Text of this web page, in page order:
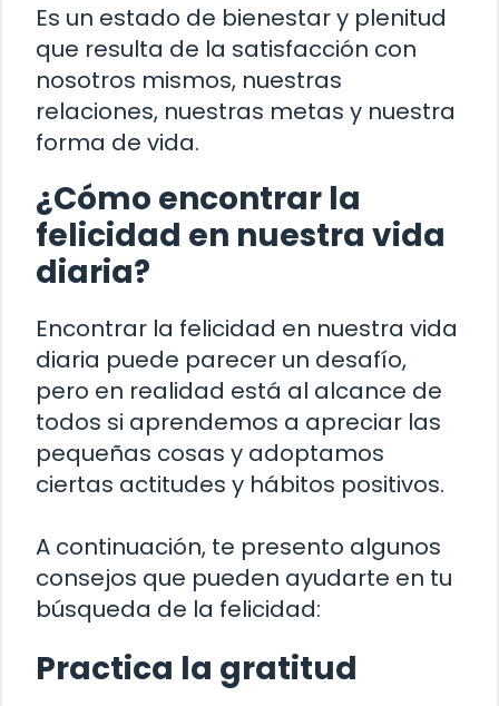
Es un estado de bienestar y plenitud
que resulta de la satisfacción con
nosotros mismos, nuestras
relaciones, nuestras metas y nuestra
forma de vida.
¿Cómo encontrar la
felicidad en nuestra vida
diaria?
Encontrar la felicidad en nuestra vida
diaria puede parecer un desafío,
pero en realidad está al alcance de
todos si aprendemos a apreciar las
pequeñas cosas y adoptamos
ciertas actitudes y hábitos positivos.
A continuación, te presento algunos
consejos que pueden ayudarte en tu
búsqueda de la felicidad:
Practica la gratitud